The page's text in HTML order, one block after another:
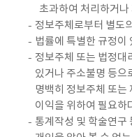
초과하여 처리하거
정보주체로부터 별도
법률에 특별한 규정이
정보주체 또는 법정대
있거나 주소불명 등으
명백히 정보주체 또는
이익을 위하여 필요하
통계작성 및 학술연구